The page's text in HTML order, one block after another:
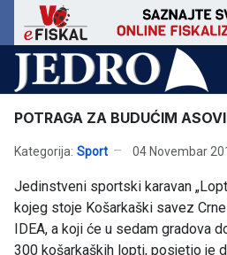
POTRAGA ZA BUDUĆIM
Kategorija: Sport 04 Novembar
Jedinstveni sportski karavan
kojeg stoje Košarkaški savez
IDEA, a koji će u sedam gradova
300 košarkaških lopti, posjetio je